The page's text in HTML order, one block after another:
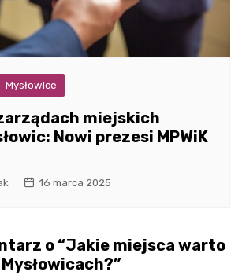
Mysłowice
miejskich
Nowi prezesi MPWiK
16 marca 2025
o “Jakie miejsca warto
”